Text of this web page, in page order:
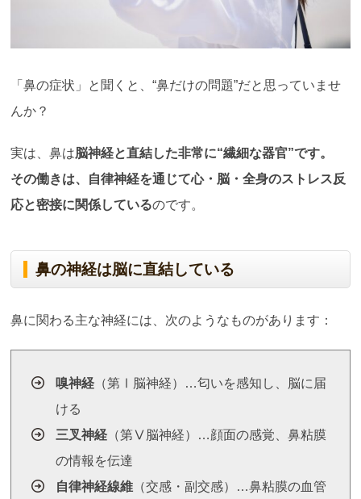
「鼻の症状」と聞くと、“鼻だけの問題”だと思っていませ
んか？
実は、鼻は脳神経と直結した非常に“繊細な器官”です。
その働きは、自律神経を通じて心・脳・全身のストレス反
応と密接に関係しているのです。
鼻の神経は脳に直結している
鼻に関わる主な神経には、次のようなものがあります：
嗅神経 （第Ⅰ脳神経）…匂いを感知し、脳に届
ける
三叉神経 （第Ⅴ脳神経）…顔面の感覚、鼻粘膜
の情報を伝達
自律神経線維 （交感・副交感）…鼻粘膜の血管